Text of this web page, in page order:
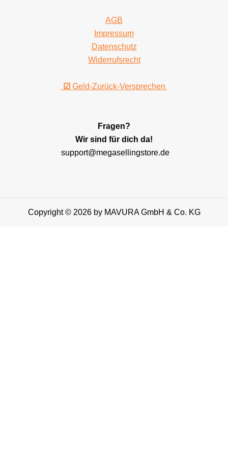
AGB
Impressum
Datenschutz
Widerrufsrecht
☑ Geld-Zurück-Versprechen
Fragen?
Wir sind für dich da!
support@megasellingstore.de
Copyright © 2026 by MAVURA GmbH & Co. KG